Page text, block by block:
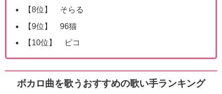
【8位】 そらる
【9位】 96猫
【10位】 ピコ
ボカロ曲を歌うおすすめの歌い手ランキング